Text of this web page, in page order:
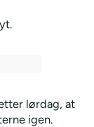
lørdag, at
igen.